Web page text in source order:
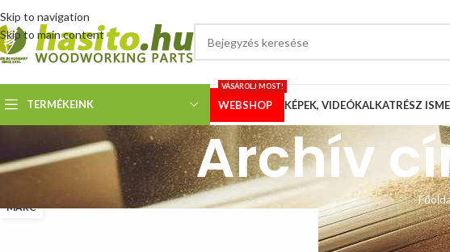
Skip to navigation
Skip to main content
TERMÉKEINK WEBSHOP
VÁSÁROLJ MOST!
KÉPEK, VIDEÓKALKATRÉSZ
Archív
MÁRC